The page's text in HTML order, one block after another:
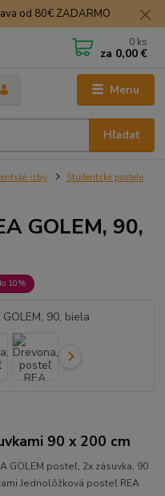
od 80€ ZADARMO
Menu
Hľadať
0 ks
za 0,00 €
izby
Študentské postele
GOLEM, 90,
10%
90 x 200 cm
GOLEM posteľ, 2x zásuvka, 90
Jednolôžková posteľ REA